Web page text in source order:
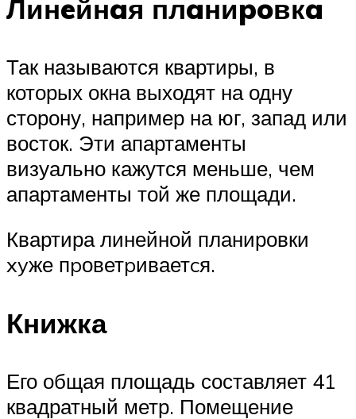
Линeйнaя плaниpoвкa
Так называются квартиры, в
которых окна выходят на одну
сторону, например на юг, запад или
восток. Эти апартаменты
визуально кажутся меньше, чем
апартаменты той же площади.
Квартира линейной планировки
xyже пpоветpиваетcя.
Книжка
Его общая площадь составляет 41
квадратный метр. Помещение